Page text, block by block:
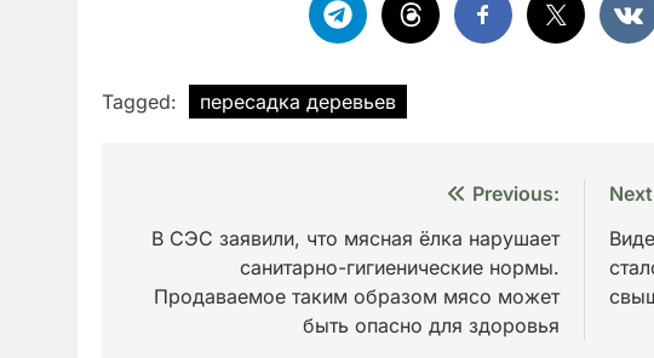
Tagged: пересадка деревьев
по
записям
Previous:
В СЭС заявили, что мясная ёлка нарушает
санитарно-гигиенические нормы.
Продаваемое таким образом мясо может
быть опасно для здоровья